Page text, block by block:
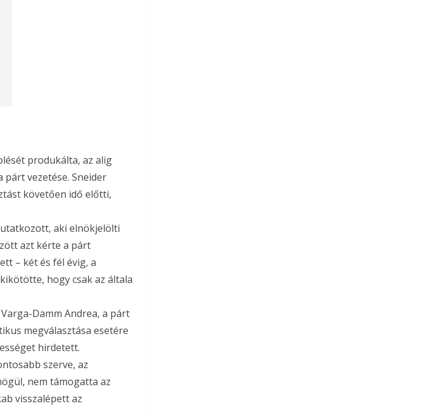
produkálta, az alig
vezetése. Sneider
követően idő előtti,
aki elnökjelölti
azt kérte a párt
– két és fél évig, a
hogy csak az általa
Damm Andrea, a párt
megválasztása esetére
hirdetett.
szerve, az
nem támogatta az
visszalépett az